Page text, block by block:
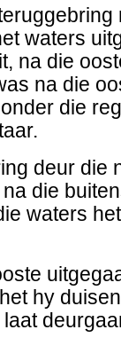
waters
na die
na die
die
deur die
die
waters
hy